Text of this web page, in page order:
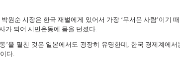
원순 시장은 한국 재벌에게 있어서 가장 ‘무서운 사람’이기
가 되어 시민운동에 몸을 던졌다.
’을 펼친 것은 일본에서도 굉장히 유명한데, 한국 경제계에서
다.